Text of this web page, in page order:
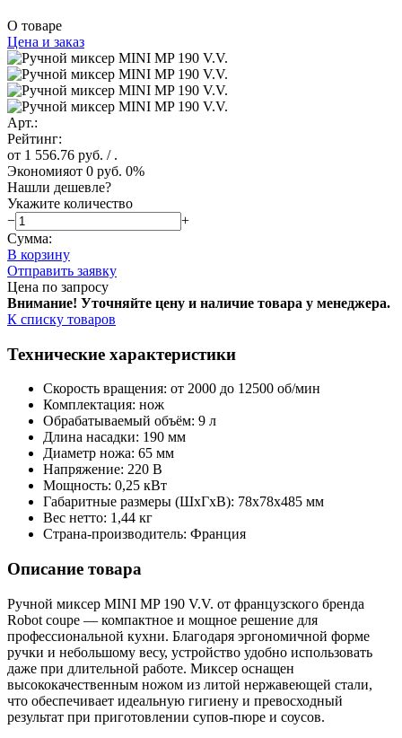
О товаре
Цена и заказ
Арт.:
Рейтинг:
от 1 556.76 руб. / .
Экономияот 0 руб. 0%
Нашли дешевле?
Укажите количество
−
+
Сумма:
В корзину
Отправить заявку
Цена по запросу
Внимание! Уточняйте цену и наличие товара у менеджера.
К списку товаров
Технические характеристики
Скорость вращения: от 2000 до 12500 об/мин
Комплектация: нож
Обрабатываемый объём: 9 л
Длина насадки: 190 мм
Диаметр ножа: 65 мм
Напряжение: 220 В
Мощность: 0,25 кВт
Габаритные размеры (ШхГхВ): 78х78х485 мм
Вес нетто: 1,44 кг
Страна-производитель: Франция
Описание товара
Ручной миксер MINI MP 190 V.V. от французского бренда
Robot coupe — компактное и мощное решение для
профессиональной кухни. Благодаря эргономичной форме
ручки и небольшому весу, устройство удобно использовать
даже при длительной работе. Миксер оснащен
высококачественным ножом из литой нержавеющей стали,
что обеспечивает идеальную гигиену и превосходный
результат при приготовлении супов-пюре и соусов.